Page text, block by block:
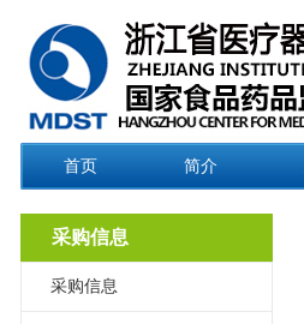
首页 简介
采购信息
采购信息